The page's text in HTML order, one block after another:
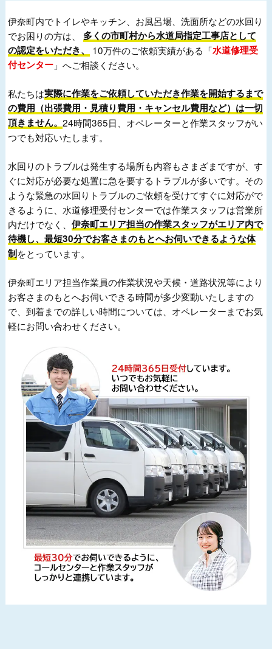
伊奈町内でトイレやキッチン、お風呂場、洗面所などの水回り
でお困りの方は、 多くの市町村から水道局指定工事店として
の認定をいただき、
10万件のご依頼実績がある「水道修理受
付センター 」へご相談ください。
私たちは実際に作業をご依頼していただき作業を開始するまで
の費用（出張費用・見積り費用・キャンセル費用など）は一切
頂きません。24時間365日、オペレーターと作業スタッフがい
つでも対応いたします。
水回りのトラブルは発生する場所も内容もさまざまですが、す
ぐに対応が必要な処置に急を要するトラブルが多いです。その
ような緊急の水回りトラブルのご依頼を受けてすぐに対応がで
きるように、水道修理受付センターでは作業スタッフは営業所
内だけでなく、伊奈町エリア担当の作業スタッフがエリア内で
待機し、最短30分でお客さまのもとへお伺いできるような体
制をとっています。
伊奈町エリア担当作業員の作業状況や天候・道路状況等により
お客さまのもとへお伺いできる時間が多少変動いたしますの
で、到着までの詳しい時間については、オペレーターまでお気
軽にお問い合わせください。